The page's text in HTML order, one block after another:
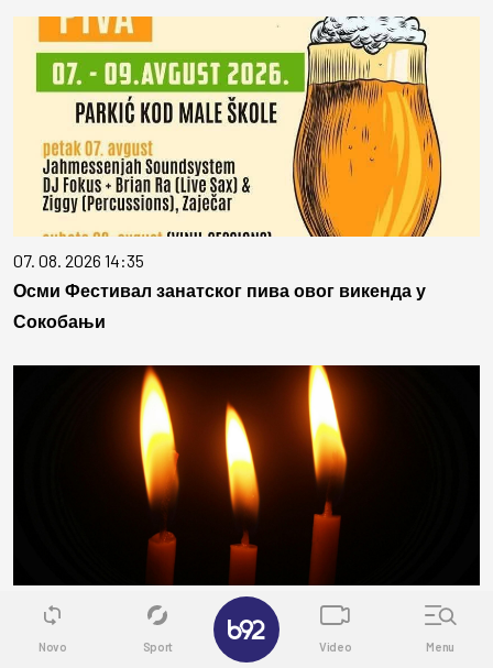
07. 08. 2026 14:35
Осми Фестивал занатског пива овог викенда у
Сокобањи
07. 08. 2026 14:06
Положени венци за страдале у избегличкој колони
Novo Sport Video Menu
✕